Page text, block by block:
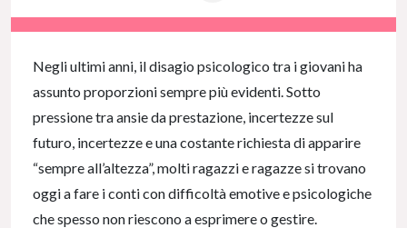
NaN% Complete
Negli ultimi anni, il disagio psicologico tra i giovani ha
assunto proporzioni sempre più evidenti. Sotto
pressione tra ansie da prestazione, incertezze sul
futuro, incertezze e una costante richiesta di apparire
“sempre all’altezza”, molti ragazzi e ragazze si trovano
oggi a fare i conti con difficoltà emotive e psicologiche
che spesso non riescono a esprimere o gestire.